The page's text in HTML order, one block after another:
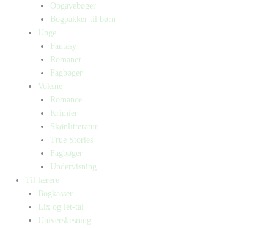
Opgavebøger
Bogpakker til børn
Unge
Fantasy
Romaner
Fagbøger
Voksne
Romance
Krimier
Skønlitteratur
True Stories
Fagbøger
Undervisning
Til lærere
Bogkasser
Lix og let-tal
Universlæsning